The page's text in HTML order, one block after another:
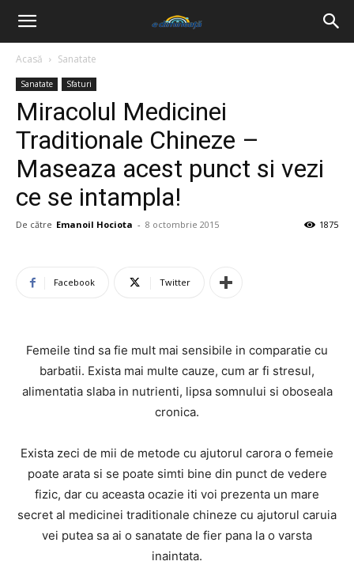
Acasă Sanatate
Sanatate Sfaturi
Miracolul Medicinei
Traditionale Chineze –
Maseaza acest punct si vezi
ce se intampla!
De către Emanoil Hociota - 8 octombrie 2015 1875
Facebook Twitter
Femeile tind sa fie mult mai sensibile in comparatie cu
barbatii. Exista mai multe cauze, cum ar fi stresul,
alimentatia slaba in nutrienti, lipsa somnului si oboseala
cronica.
Exista zeci de mii de metode cu ajutorul carora o femeie
poate arata si se poate simti bine din punct de vedere
fizic, dar cu aceasta ocazie iti voi prezenta un mare
secret al medicinei traditionale chineze cu ajutorul caruia
vei putea sa ai o sanatate de fier pana la o varsta
inaintata.